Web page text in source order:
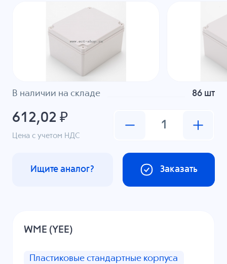
В наличии на складе 86 шт
612,02 ₽
Цена с учетом НДС
Заказать
Ищите аналог?
WME (YEE)
Пластиковые стандартные корпуса